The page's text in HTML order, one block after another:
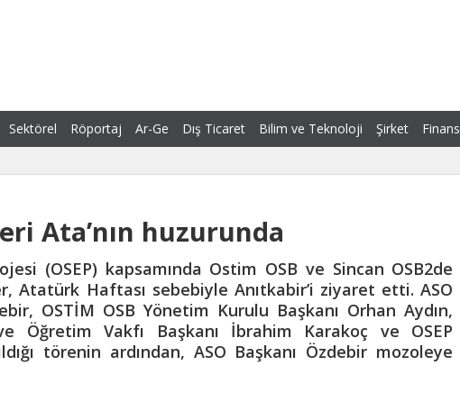
Sektörel Röportaj Ar-Ge Dış Ticaret Bilim ve Teknoloji Şirket Finans
Ata’nın huzurunda
(OSEP) kapsamında Ostim OSB ve Sincan OSB2de
Atatürk Haftası sebebiyle Anıtkabir’i ziyaret etti. ASO
OSTİM OSB Yönetim Kurulu Başkanı Orhan Aydın,
Öğretim Vakfı Başkanı İbrahim Karakoç ve OSEP
törenin ardından, ASO Başkanı Özdebir mozoleye